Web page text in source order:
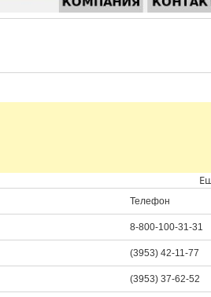
Телефон
8-800-100-31-31
(3953) 42-11-77
(3953) 37-62-52